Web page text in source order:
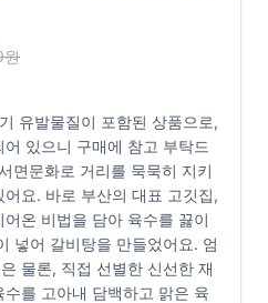
원
유발물질이 포함된 상품으로,
있으니 구매에 참고 부탁드
면문화로 거리를 묵묵히 지키
요. 바로 부산의 대표 고깃집,
온 비법을 담아 육수를 끓이
넣어 갈비탕을 만들었어요. 엄
물론, 직접 선별한 신선한 재
를 고아내 담백하고 맑은 육